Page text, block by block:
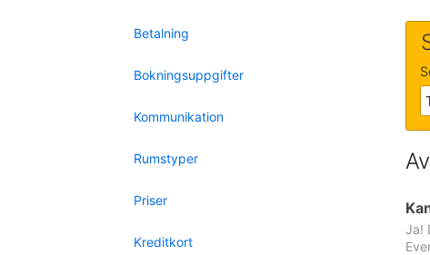
Betalning
Bokningsuppgifter
Kommunikation
Rumstyper
Priser
Kreditkort
Ja!